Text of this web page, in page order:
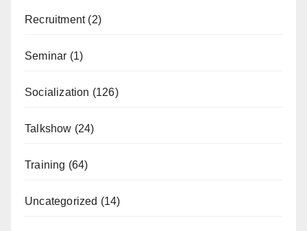
Recruitment(2)
Seminar (1)
Socialization (126)
Talkshow (24)
Training (64)
Uncategorized (14)